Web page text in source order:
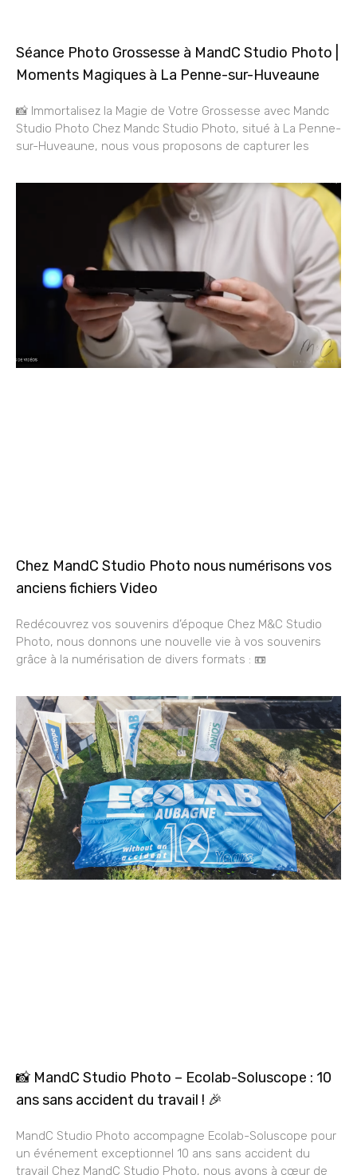
Séance Photo Grossesse à MandC Studio Photo |
Moments Magiques à La Penne-sur-Huveaune
📸 Immortalisez la Magie de Votre Grossesse avec Mandc
Studio Photo Chez Mandc Studio Photo, situé à La Penne-
sur-Huveaune, nous vous proposons de capturer les
Chez MandC Studio Photo nous numérisons vos
anciens fichiers Video
Redécouvrez vos souvenirs d’époque Chez M&C Studio
Photo, nous donnons une nouvelle vie à vos souvenirs
grâce à la numérisation de divers formats : 📼
📸 MandC Studio Photo – Ecolab-Soluscope : 10
ans sans accident du travail ! 🎉
MandC Studio Photo accompagne Ecolab-Soluscope pour
un événement exceptionnel 10 ans sans accident du
travail Chez MandC Studio Photo, nous avons à cœur de